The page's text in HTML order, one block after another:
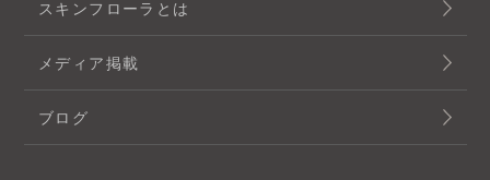
スキンフローラとは
メディア掲載
ブログ